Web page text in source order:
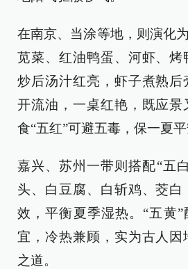
在南京、当涂等地，则演化
苋菜、红油鸭蛋、河虾、烤
炒后汤汁红亮，虾子煮熟后
开流油，一桌红艳，既应景
食“五红”可避五毒，保一夏平
嘉兴、苏州一带则搭配“五
头、白豆腐、白斩鸡、茭白
效，平衡夏季湿热。“五黄”
宜，冷热兼顾，实为古人因
之道。